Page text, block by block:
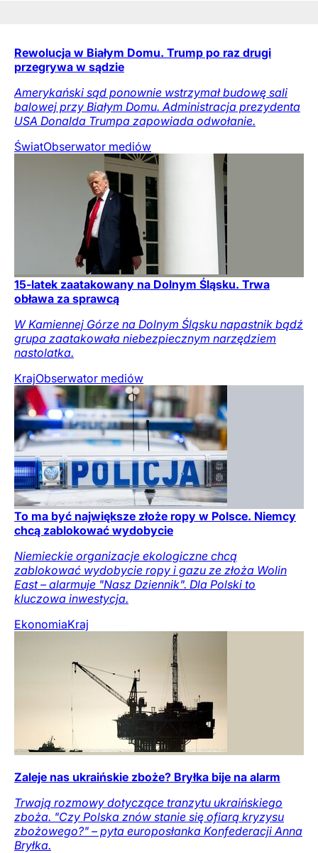
Rewolucja w Białym Domu. Trump po raz drugi
przegrywa w sądzie
Amerykański sąd ponownie wstrzymał budowę sali
balowej przy Białym Domu. Administracja prezydenta
USA Donalda Trumpa zapowiada odwołanie.
ŚwiatObserwator mediów
15-latek zaatakowany na Dolnym Śląsku. Trwa
obława za sprawcą
W Kamiennej Górze na Dolnym Śląsku napastnik bądź
grupa zaatakowała niebezpiecznym narzędziem
nastolatka.
KrajObserwator mediów
To ma być największe złoże ropy w Polsce. Niemcy
chcą zablokować wydobycie
Niemieckie organizacje ekologiczne chcą
zablokować wydobycie ropy i gazu ze złoża Wolin
East – alarmuje "Nasz Dziennik". Dla Polski to
kluczowa inwestycja.
EkonomiaKraj
Zaleje nas ukraińskie zboże? Bryłka bije na alarm
Trwają rozmowy dotyczące tranzytu ukraińskiego
zboża. "Czy Polska znów stanie się ofiarą kryzysu
zbożowego?" – pyta europosłanka Konfederacji Anna
Bryłka.